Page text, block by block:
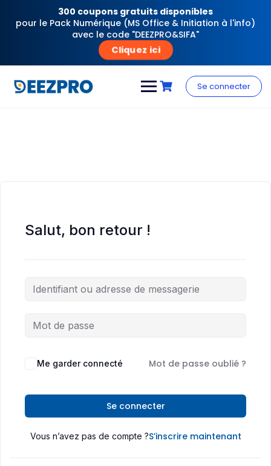
300 coupons gratuits disponibles
pour le Pack Numérique (MS Office & Initiation à l'info)
avec le code "DEEZPRO&SIFA"
Cliquez ici
content
Se connecter
Salut, bon retour !
Me garder connecté Mot de passe oublié ?
Se connecter
Vous n’avez pas de compte ?S’inscrire maintenant